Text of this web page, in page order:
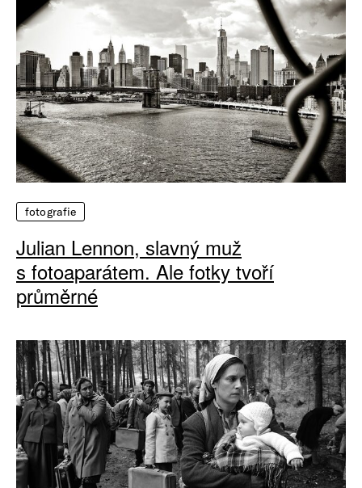
fotografie
Julian Lennon, slavný muž
s fotoaparátem. Ale fotky tvoří
průměrné